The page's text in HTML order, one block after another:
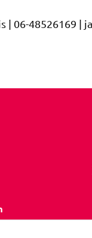
| 06-48526169 |